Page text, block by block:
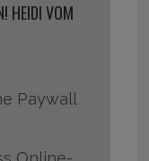
HEIDI VOM
Paywall